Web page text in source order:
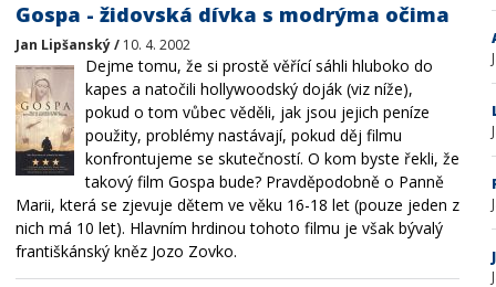
Gospa - židovská dívka s modrýma očima
Jan Lipšanský / 10. 4. 2002
Dejme tomu, že si prostě věřící sáhli hluboko do
kapes a natočili hollywoodský doják (viz níže),
pokud o tom vůbec věděli, jak jsou jejich peníze
použity, problémy nastávají, pokud děj filmu
konfrontujeme se skutečností. O kom byste řekli, že
takový film Gospa bude? Pravděpodobně o Panně
Marii, která se zjevuje dětem ve věku 16-18 let (pouze jeden z
nich má 10 let). Hlavním hrdinou tohoto filmu je však bývalý
františkánský kněz Jozo Zovko.